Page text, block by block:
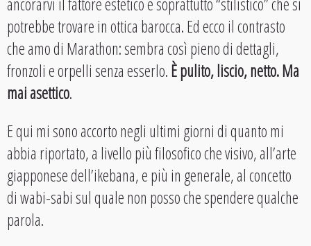
potrebbe trovare in ottica barocca. Ed ecco il contrasto
che amo di Marathon: sembra così pieno di dettagli,
fronzoli e orpelli senza esserlo.È pulito, liscio, netto. Ma
mai asettico.
E qui mi sono accorto negli ultimi giorni di quanto mi
abbia riportato, a livello più filosofico che visivo, all’arte
giapponese dell’ikebana, e più in generale, al concetto
di wabi-sabi sul quale non posso che spendere qualche
parola.